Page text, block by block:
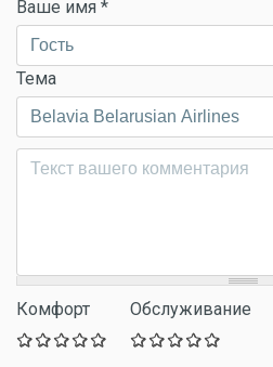
Ваше имя *
Тема
Комментарий*
Комфорт Обслуживание